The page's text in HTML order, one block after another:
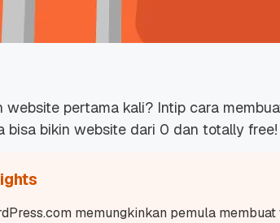
website pertama kali? Intip cara
bisa bikin website dari 0 dan totally free!
memungkinkan pemula